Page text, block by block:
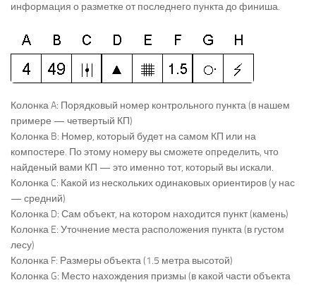
информация о разметке от последнего пункта до финиша.
Колонка A: Порядковый номер контрольного пункта (в нашем
примере — четвертый КП)
Колонка B: Номер, который будет на самом КП или на
компостере. По этому номеру вы сможете определить, что
найденый вами КП — это именно тот, который вы искали.
Колонка C: Какой из нескольких одинаковых ориентиров (у нас
— средний)
Колонка D: Сам объект, на котором находится пункт (камень)
Колонка E: Уточнение места расположения пункта (в густом
лесу)
Колонка F: Размеры объекта (1.5 метра высотой)
Колонка G: Место нахождения призмы (в какой части объекта